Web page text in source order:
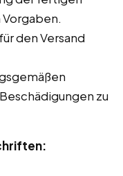
den Versand
zu